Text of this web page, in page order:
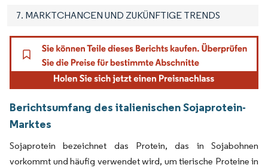
7. MARKTCHANCEN UND ZUKÜNFTIGE TRENDS
Berichtsumfang des italienischen Sojaprotein-
Marktes
Sojaprotein bezeichnet das Protein, das in Sojabohnen
vorkommt und häufig verwendet wird, um tierische Proteine in